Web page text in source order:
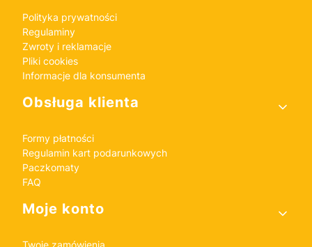
Polityka prywatności
Regulaminy
Zwroty i reklamacje
Pliki cookies
Informacje dla konsumenta
Obsługa klienta
Formy płatności
Regulamin kart podarunkowych
Paczkomaty
FAQ
Moje konto
Twoje zamówienia